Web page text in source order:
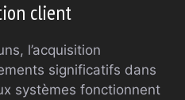
client
l’acquisition
significatifs dans
systèmes fonctionnent